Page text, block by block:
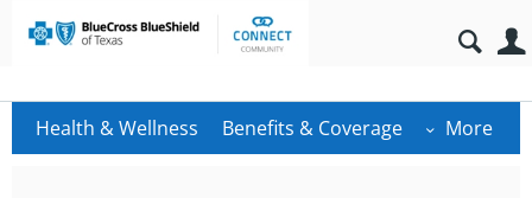
Health & Wellness Benefits & Coverage More